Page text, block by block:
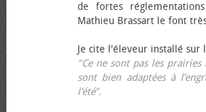
de fortes
Mathieu Brassart le font
Je cite l'éleveur installé sur
"Ce ne sont pas les prairies
sont bien adaptées à
l’été".